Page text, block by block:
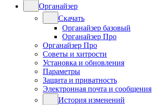
Органайзер
Скачать
Органайзер базовый
Органайзер Про
Органайзер Про
Советы и хитрости
Установка и обновления
Параметры
Защита и приватность
Электронная почта и сообщения
История изменений